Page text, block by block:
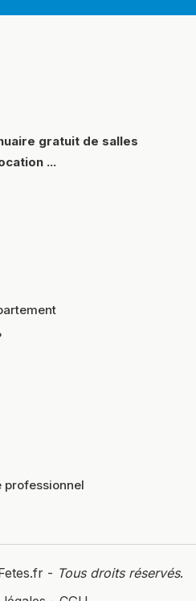
gratuit de salles
...
professionnel
- Tous droits réservés.